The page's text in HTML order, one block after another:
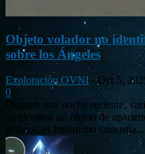
Objeto volador no
sobre los Ángeles
Exploración OVNI - Oct 5,
0
Durante una noche reciente,
observaron un objeto de
testigos, el fenómeno consistía...